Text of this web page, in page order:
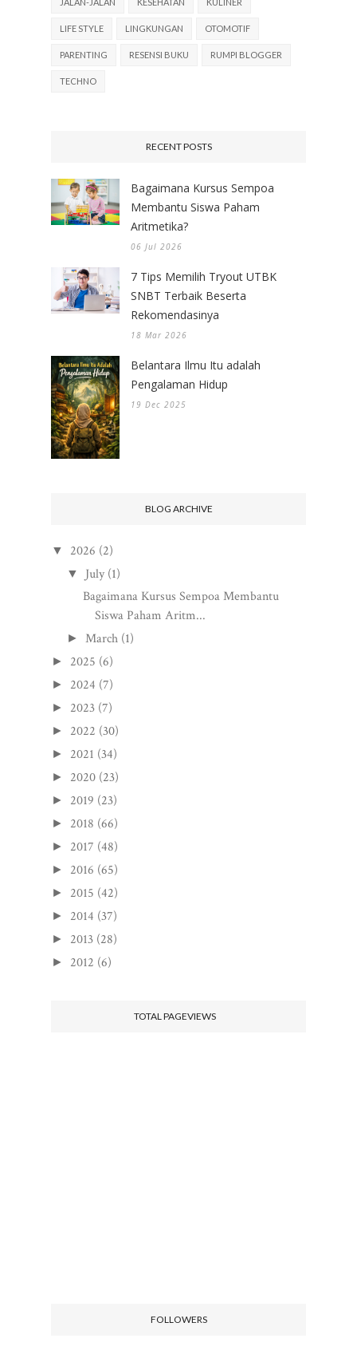
JALAN-JALAN KESEHATAN KULINER
LIFE STYLE LINGKUNGAN OTOMOTIF
PARENTING RESENSI BUKU RUMPI BLOGGER
TECHNO
RECENT POSTS
Bagaimana Kursus Sempoa
Membantu Siswa Paham
Aritmetika?
06 Jul 2026
7 Tips Memilih Tryout UTBK
SNBT Terbaik Beserta
Rekomendasinya
18 Mar 2026
Belantara Ilmu Itu adalah
Pengalaman Hidup
19 Dec 2025
BLOG ARCHIVE
▼ 2026 (2)
▼ July (1)
Bagaimana Kursus Sempoa Membantu
Siswa Paham Aritm...
► March (1)
► 2025 (6)
► 2024 (7)
► 2023 (7)
► 2022 (30)
► 2021 (34)
► 2020 (23)
► 2019 (23)
► 2018 (66)
► 2017 (48)
► 2016 (65)
► 2015 (42)
► 2014 (37)
► 2013 (28)
► 2012 (6)
TOTAL PAGEVIEWS
FOLLOWERS